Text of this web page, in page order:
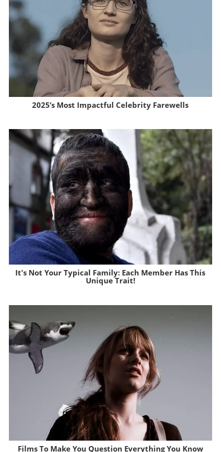
2025’s Most Impactful Celebrity Farewells
It's Not Your Typical Family: Each Member Has This
Unique Trait!
Films To Make You Question Everything You Know